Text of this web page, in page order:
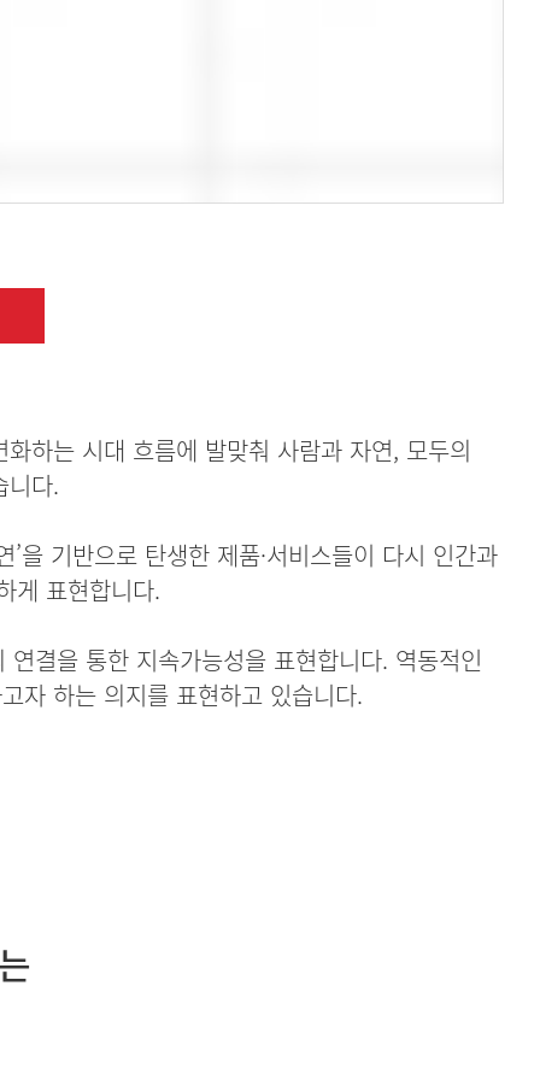
하는 시대 흐름에 발맞춰 사람과 자연, 모두의
니다.
을 기반으로 탄생한 제품·서비스들이 다시 인간과
게 표현합니다.
결을 통한 지속가능성을 표현합니다. 역동적인
자 하는 의지를 표현하고 있습니다.